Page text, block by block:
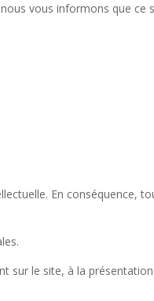
vous informons que ce
En conséquence,
sur le site, à la